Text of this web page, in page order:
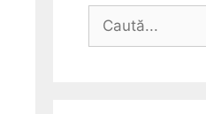
Caută